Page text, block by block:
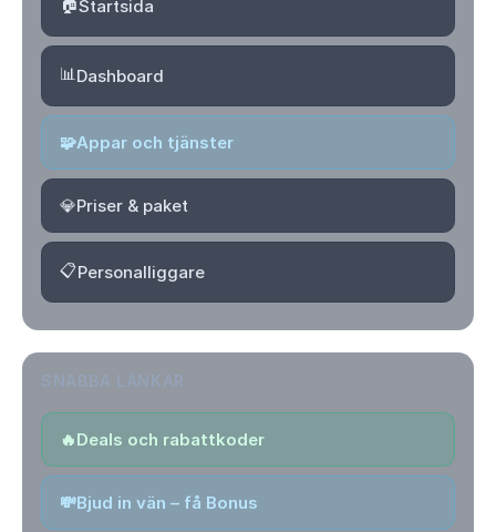
Startsida
📊Dashboard
🧩Appar och tjänster
💎Priser & paket
📋Personalliggare
🔥Deals och rabattkoder
💸Bjud in vän – få Bonus